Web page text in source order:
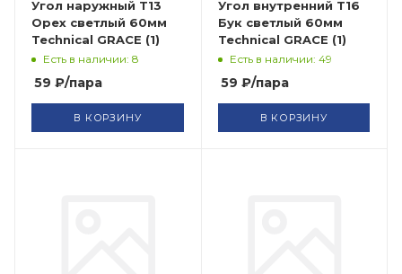
Угол наружный Т13
Орех светлый 60мм
Technical GRACE (1)
Есть в наличии: 8
59 ₽/пара
В КОРЗИНУ
Угол внутренний Т16
Бук светлый 60мм
Technical GRACE (1)
Есть в наличии: 49
59 ₽/пара
В КОРЗИНУ